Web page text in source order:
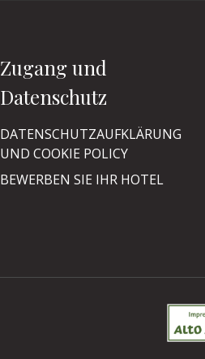
Zugang und
Datenschutz
DATENSCHUTZAUFKLÄRUNG
UND COOKIE POLICY
BEWERBEN SIE IHR HOTEL